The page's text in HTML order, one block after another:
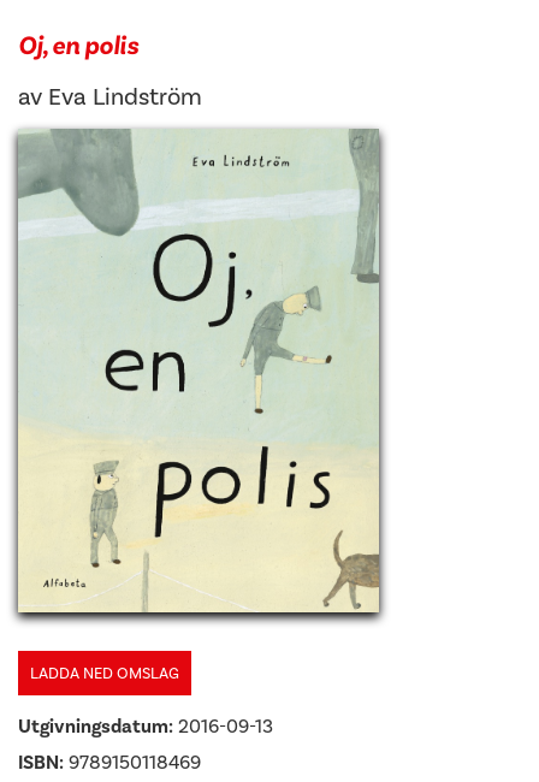
Oj, en polis
av Eva Lindström
LADDA NED OMSLAG
Utgivningsdatum: 2016-09-13
ISBN: 9789150118469